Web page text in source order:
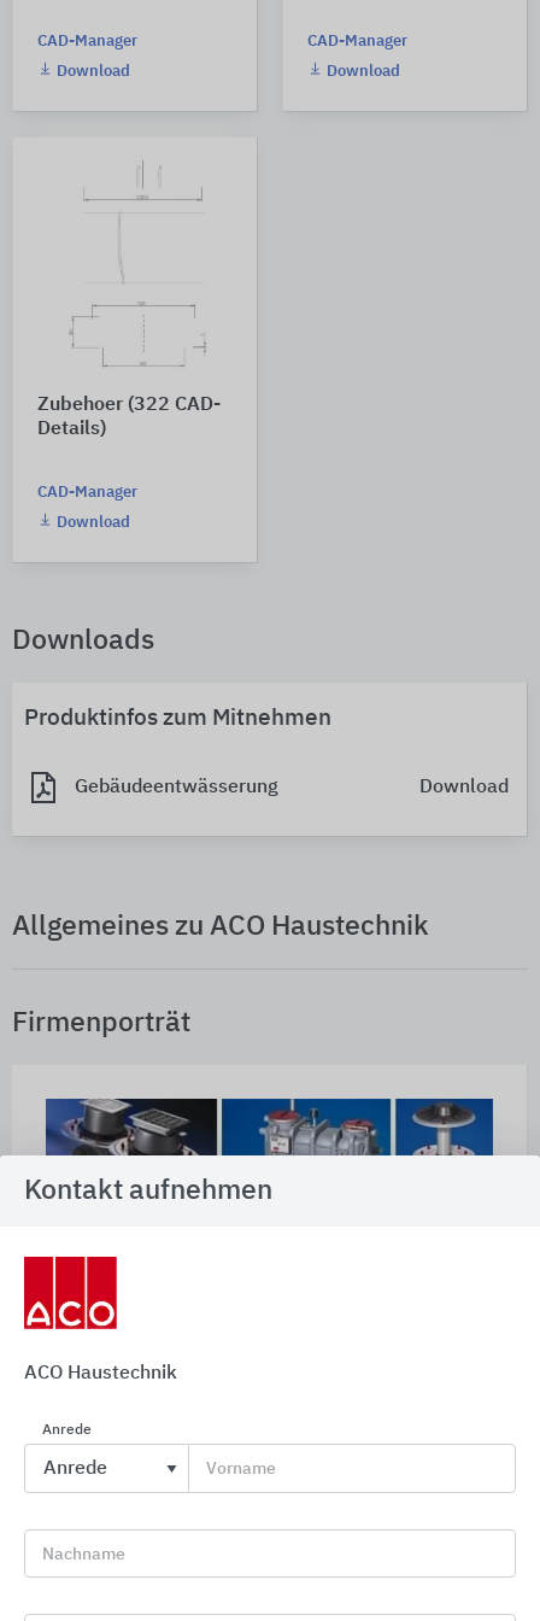
CAD-Manager
Download
CAD-Manager
Download
Zubehoer (322 CAD-
Details)
CAD-Manager
Download
Downloads
Produktinfos zum Mitnehmen
Gebäudeentwässerung Download
Allgemeines zu ACO Haustechnik
Firmenporträt
ACO Haustechnik ist führender Systemanbieter für
innovative Systeme von der Dach- bis zur
Kontakt aufnehmen
ACO Haustechnik
Anrede
Vorname
Nachname